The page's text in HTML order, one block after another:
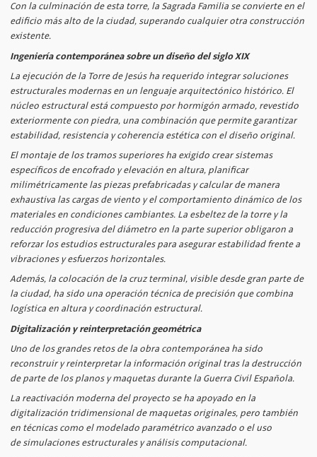
Con la culminación de esta torre, la Sagrada Familia se convierte en el
edificio más alto de la ciudad, superando cualquier otra construcción
existente.
Ingeniería contemporánea sobre un diseño del siglo XIX
La ejecución de la Torre de Jesús ha requerido integrar soluciones
estructurales modernas en un lenguaje arquitectónico histórico. El
núcleo estructural está compuesto por hormigón armado, revestido
exteriormente con piedra, una combinación que permite garantizar
estabilidad, resistencia y coherencia estética con el diseño original.
El montaje de los tramos superiores ha exigido crear sistemas
específicos de encofrado y elevación en altura, planificar
milimétricamente las piezas prefabricadas y calcular de manera
exhaustiva las cargas de viento y el comportamiento dinámico de los
materiales en condiciones cambiantes. La esbeltez de la torre y la
reducción progresiva del diámetro en la parte superior obligaron a
reforzar los estudios estructurales para asegurar estabilidad frente a
vibraciones y esfuerzos horizontales.
Además, la colocación de la cruz terminal, visible desde gran parte de
la ciudad, ha sido una operación técnica de precisión que combina
logística en altura y coordinación estructural.
Digitalización y reinterpretación geométrica
Uno de los grandes retos de la obra contemporánea ha sido
reconstruir y reinterpretar la información original tras la destrucción
de parte de los planos y maquetas durante la Guerra Civil Española.
La reactivación moderna del proyecto se ha apoyado en la
digitalización tridimensional de maquetas originales, pero también
en técnicas como el modelado paramétrico avanzado o el uso
de simulaciones estructurales y análisis computacional.